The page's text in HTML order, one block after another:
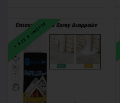
1 ΕΩΣ 3 ΗΜΕΡΕΣ